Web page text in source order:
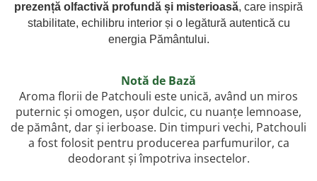
prezență olfactivă profundă și misterioasă, care inspiră
stabilitate, echilibru interior și o legătură autentică cu
energia Pământului.
Notă de Bază
Aroma florii de Patchouli este unică, având un miros
puternic și omogen, ușor dulcic, cu nuanțe lemnoase,
de pământ, dar și ierboase. Din timpuri vechi, Patchouli
a fost folosit pentru producerea parfumurilor, ca
deodorant și împotriva insectelor.